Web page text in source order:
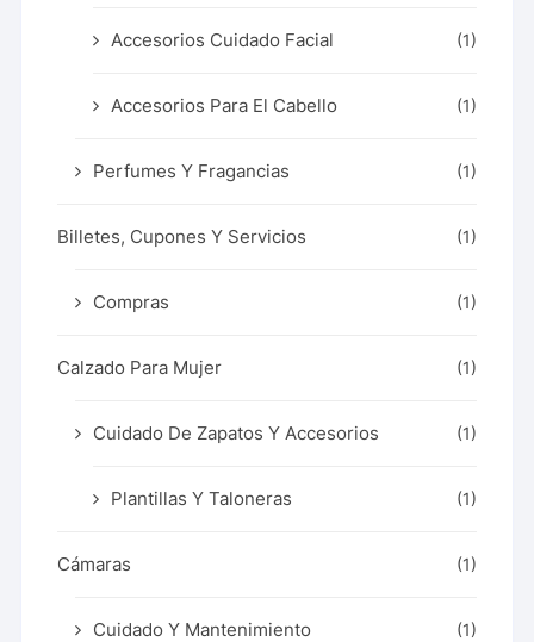
Accesorios Cuidado Facial (1)
Accesorios Para El Cabello (1)
Perfumes Y Fragancias (1)
Billetes, Cupones Y Servicios (1)
Compras (1)
Calzado Para Mujer (1)
Cuidado De Zapatos Y Accesorios (1)
Plantillas Y Taloneras (1)
Cámaras (1)
Cuidado Y Mantenimiento (1)